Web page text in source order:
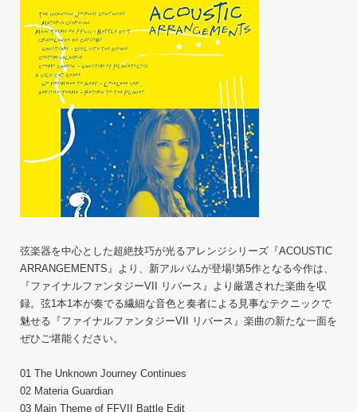
弦楽器を中心とした超絶技巧が光るアレンジシリーズ『ACOUSTIC
ARRANGEMENTS』より、新アルバムが登場!第5作となる今作は、
『ファイナルファンタジーVII リバース』より厳選された楽曲を収
録。弦1本1本が奏でる繊細な音色と奏者による見事なテクニックで
魅せる『ファイナルファンタジーVII リバース』楽曲の新たな一面を
ぜひご堪能ください。
01 The Unknown Journey Continues
02 Materia Guardian
03 Main Theme of FFVII Battle Edit